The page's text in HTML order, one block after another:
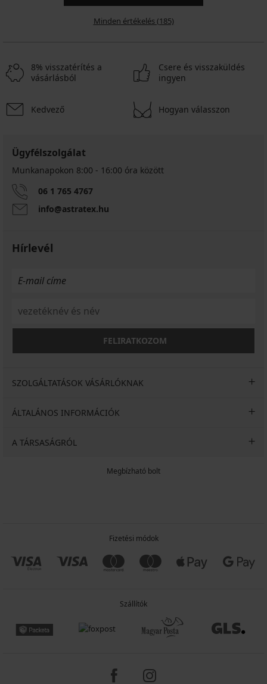
Minden értékelés (185)
8% visszatérítés a
vásárlásból
Csere és visszaküldés
ingyen
Kedvező Hogyan válasszon
Ügyfélszolgálat
Munkanapokon 8:00 - 16:00 óra között
06 1 765 4767
info@astratex.hu
Hírlevél
FELIRATKOZOM
SZOLGÁLTATÁSOK VÁSÁRLÓKNAK
ÁLTALÁNOS INFORMÁCIÓK
A TÁRSASÁGRÓL
Megbízható bolt
Fizetési módok
Szállítók